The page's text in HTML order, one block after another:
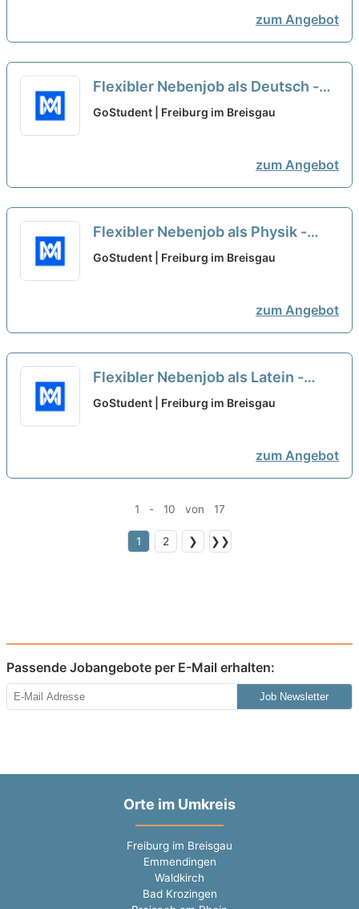
zum Angebot
Flexibler Nebenjob als Deutsch -
Nachhilfelehrer*in (w/m/d)
GoStudent | Freiburg im Breisgau
zum Angebot
Flexibler Nebenjob als Physik -
Nachhilfelehrer*in (w/m/d)
GoStudent | Freiburg im Breisgau
zum Angebot
Flexibler Nebenjob als Latein -
Nachhilfelehrer*in (w/m/d)
GoStudent | Freiburg im Breisgau
zum Angebot
1 - 10 von 17
1 2 ❯ ❯❯
Passende Jobangebote per E-Mail erhalten:
Job Newsletter
Orte im Umkreis
Freiburg im Breisgau
Emmendingen
Waldkirch
Bad Krozingen